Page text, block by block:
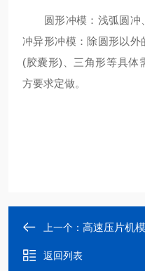
圆形冲模：浅弧圆冲
冲异形冲模：除圆形以
(胶囊形)、三角形等具体
方要求定做。
上一个： 高速压片机
返回列表